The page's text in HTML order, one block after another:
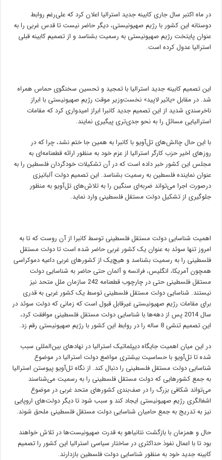
در ماه اکتبر سال جاری کابینه جدید استرالیا اعلان کرد که علی‌رغم روابط
دوستانه این کشور با رژیم صهیونیستی، دیگر حاضر نیست تا قدس غربی را به
عنوان پایتخت رژیم صهیونیستی به رسمیت بشناسد و از تصمیم کابینه قبلی
استرالیا عدول کرده است.
این تصمیم کابینه جدید استرالیا با تمجید و تحسین سخنگوی حماس همراه
شد. در مقابل «یائیر لاپید» نخست‌وزیر موقت رژیم صهیونیستی با ابراز
ناخرسندی شدید از این تصمیم جدید کانبرا ابراز امیدواری کرد که مقامات
استرالیایی مسائل را به نحو جدی‌تری پیگیری نمایند.
با این حال چالش‌های تل‌آویو با کانبرا به همین جا ختم نشد، چرا که در
روزهای اخیر حزب کارگر استرالیا از عزم خود به منظور ارائه قطعنامه‌ای به
مجلس این کشور خبر داده است که در آن تشکیلات خودگردان فلسطین را به
عنوان نماینده فلسطین به رسمیت بشناسد. این تصمیم دولت آلبانیزی
درصورت اجرا می‌تواند ضربه‌ای سنگین را به تلاش‌های تل‌آویو به منظور
جلوگیری از تشکیل دولت مستقل فلسطینی وارد نماید.
اهمیت شناسایی دولت مستقل فلسطینی توسط کانبرا از آن روست که تا به
امروز تنها سوئد به عنوان یک کشور غربی حاضر شده است تا دولت مستقل
فلسطینی را به رسمیت بشناسد و هیچ‌یک از کشورهای غربی داعیه دموکراسی
همچون آمریکا، انگلیس، فرانسه و آلمان حتی حاضر به شناسایی دولت
مستقل فلسطینی حتی در چارچوب قطعنامه 242 سازمان ملل متحد نیز
نیستند. شناسایی دولت مستقل فلسطینی توسط یک کشور غربی به قدری
برای مقامات رژیم صهیونیستی غیرقابل قبول است که زمانی که دولت سوئد در
سال 2014 پس از دهه‌ها با شناسایی دولت مستقل فلسطینی موافقت کرد،
این تصمیم تنشی 8 ساله را در روابط این کشور با رژیم صهیونیستی رقم زد.
در این میان اهمیت جایگاه دیپلماتیک استرالیا در نهادهای بین‌المللی سبب
شده تا تل‌آویو با حساسیت بیشتری مواضع دولت استرالیا در موضوع
شناسایی دولت مستقل فلسطینی را دنبال کند. از نگاه تل‌آویو پیوستن استرالیا
به جمع کشورهایی که دولت مستقل فلسطینی را به رسمیت می‌شناسند
می‌تواند شکافی بزرگ را در صف‌بندی کشورهای متحد غربی در موضوع
اشغالگری رژیم صهیونیستی ایجاد کند و سبب شود تا دیگر دولت‌های اروپایی
نیز به تدریج به جمع حامیان شناسایی دولت مستقل فلسطینی ملحق شوند.
حال و همزمان با بازگشت نتانیاهو به قدرت صهیونیست‌ها در تلاش خواهند
بود تا با اعمال نفوذ حداکثری در ساختار سیاسی استرالیا این کشور را تصمیم
کابینه جدید خود به منظور شناسایی دولت فلسطین بازدارند.